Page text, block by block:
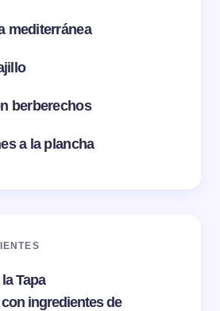
mediterránea
berberechos
a la plancha
Tapa
ingredientes de